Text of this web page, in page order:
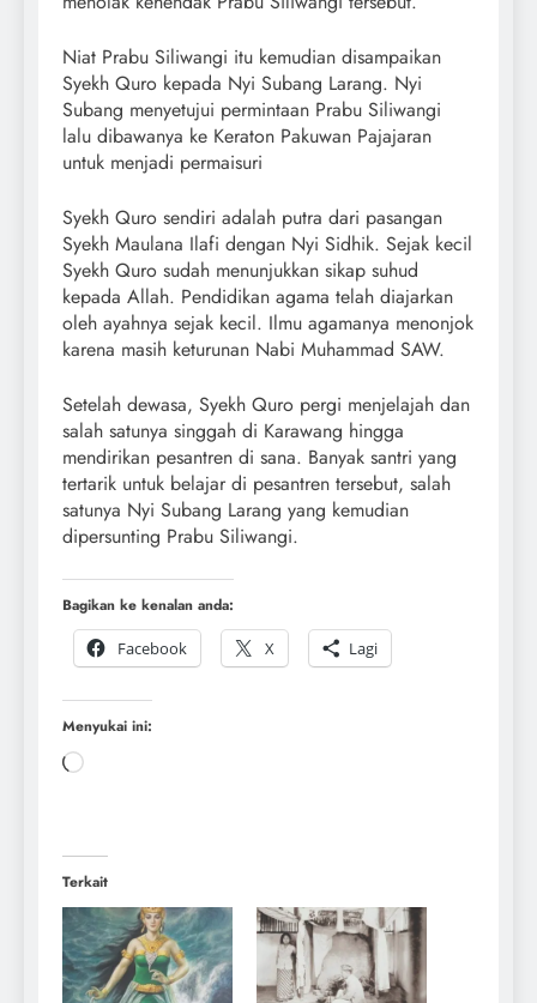
Niat Prabu Siliwangi itu kemudian disampaikan
Syekh Quro kepada Nyi Subang Larang. Nyi
Subang menyetujui permintaan Prabu Siliwangi
lalu dibawanya ke Keraton Pakuwan Pajajaran
untuk menjadi permaisuri
Syekh Quro sendiri adalah putra dari pasangan
Syekh Maulana Ilafi dengan Nyi Sidhik. Sejak kecil
Syekh Quro sudah menunjukkan sikap suhud
kepada Allah. Pendidikan agama telah diajarkan
oleh ayahnya sejak kecil. Ilmu agamanya menonjok
karena masih keturunan Nabi Muhammad SAW.
Setelah dewasa, Syekh Quro pergi menjelajah dan
salah satunya singgah di Karawang hingga
mendirikan pesantren di sana. Banyak santri yang
tertarik untuk belajar di pesantren tersebut, salah
satunya Nyi Subang Larang yang kemudian
dipersunting Prabu Siliwangi.
Bagikan ke kenalan anda:
Facebook
X Lagi
Menyukai ini:
Terkait